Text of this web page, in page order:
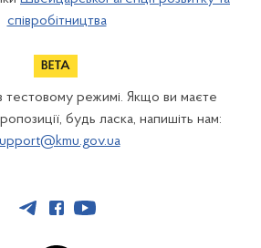
співробітництва
тестовому режимі. Якщо ви маєте
будь ласка, напишіть нам: